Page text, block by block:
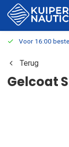
Voor 16:00
Terug
Gelcoat